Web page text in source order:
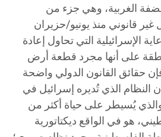
الغربية، وهي جزء من
قانوني منذ يونيو/حزيران
الإسرائيلية التي تحاول إعادة
على أنها مجرد قطعة أرض
فإن حقائق القانون الدولي واضحة
النظام الذي تُديره إسرائيل في
والذي يُسيطر على حياة أكثر من
هو في الواقع ديكتاتورية